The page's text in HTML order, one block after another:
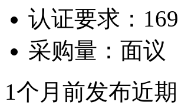
认证要求：
采购量： 面议
1个月前发布近